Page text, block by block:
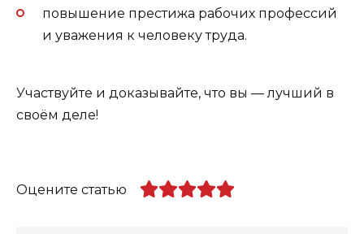
повышение престижа рабочих профессий
и уважения к человеку труда.
Участвуйте и доказывайте, что вы — лучший в
своём деле!
Оцените статью